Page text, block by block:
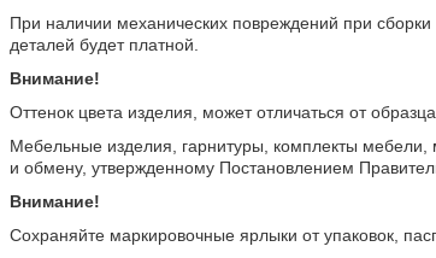
При наличии механических повреждений при
деталей будет платной.
Внимание!
Оттенок цвета изделия, может отличаться от
Мебельные изделия, гарнитуры, комплекты мебели,
и обмену, утвержденному Постановлением
Внимание!
Сохраняйте маркировочные ярлыки от упаковок,